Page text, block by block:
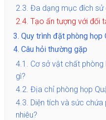
2.3. Đa dạng mục đích sử
2.4. Tạo ấn tượng với đối
3. Quy trình đặt phòng họp
4. Câu hỏi thường gặp
4.1. Cơ sở vật chất
gì?
4.2. Địa chỉ phòng họp
4.3. Diện tích và sức
nhiêu?